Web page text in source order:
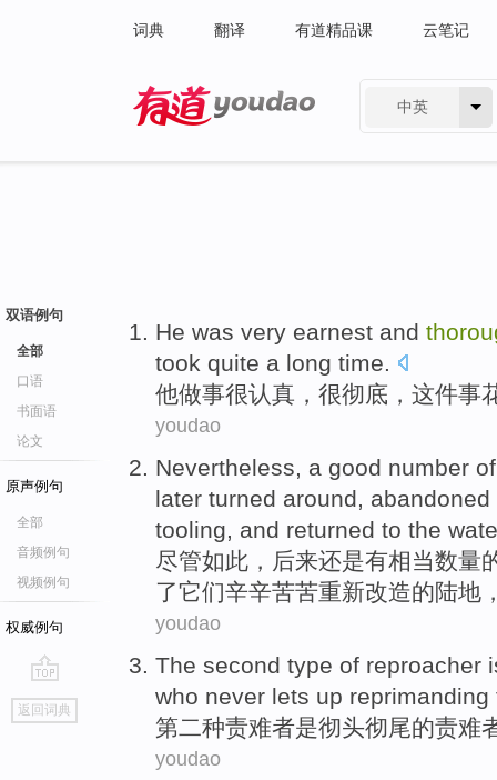
词典 翻译 有道精品课 云笔记
中英
双语例句
全部
口语
书面语
论文
原声例句
全部
音频例句
视频例句
权威例句
go
top
返回词典
He was very earnest and
took quite a long time.
他做事很认真 ， 很彻底 ， 这件事
youdao
Nevertheless, a good number of
later turned around, abandoned
tooling, and returned to the
尽管如此 ， 后来还是有相当数量
了它们辛辛苦苦重新改造的陆地
youdao
The second type of reproacher
who never lets up reprimanding
第二种责难者是彻头彻尾的责难
youdao